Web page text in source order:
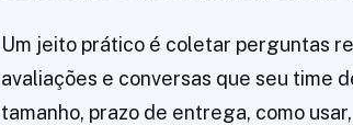
Um jeito prático é coletar perguntas
avaliações e conversas que seu time
tamanho, prazo de entrega, como